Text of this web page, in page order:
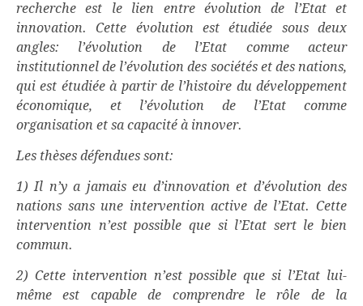
recherche est le lien entre évolution de l’Etat et
innovation. Cette évolution est étudiée sous deux
angles: l’évolution de l’Etat comme acteur
institutionnel de l’évolution des sociétés et des nations,
qui est étudiée à partir de l’histoire du développement
économique, et l’évolution de l’Etat comme
organisation et sa capacité à innover.
Les thèses défendues sont:
1) Il n’y a jamais eu d’innovation et d’évolution des
nations sans une intervention active de l’Etat. Cette
intervention n’est possible que si l’Etat sert le bien
commun.
2) Cette intervention n’est possible que si l’Etat lui-
même est capable de comprendre le rôle de la